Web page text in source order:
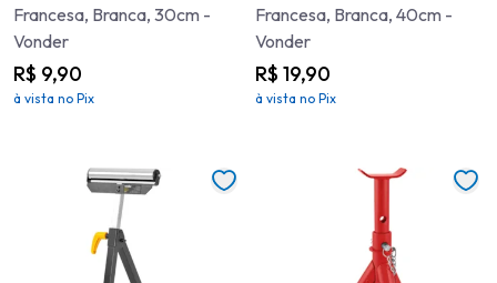
Francesa, Branca, 30cm -
Vonder
R$ 9,90
à vista no Pix
Francesa, Branca, 40cm -
Vonder
R$ 19,90
à vista no Pix